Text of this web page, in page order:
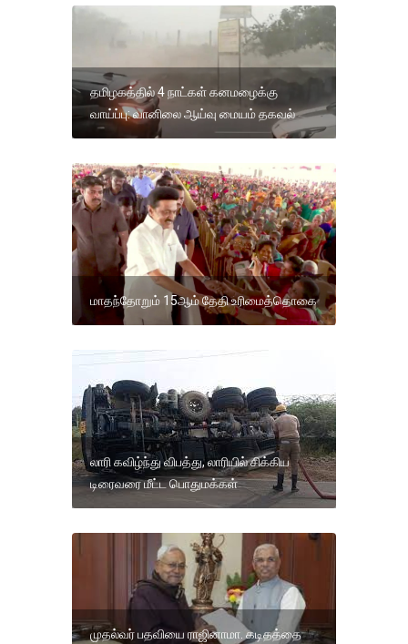
தமிழகத்தில் 4 நாட்கள் கனமழைக்கு
வாய்ப்பு: வானிலை ஆய்வு மையம் தகவல்
மாதந்தோறும் 15ஆம் தேதி உரிமைத்தொகை
லாரி கவிழ்ந்து விபத்து, லாரியில் சிக்கிய
டிரைவரை மீட்ட பொதுமக்கள்
முதல்வர் பதவியை ராஜினாமா. கடிதத்தை